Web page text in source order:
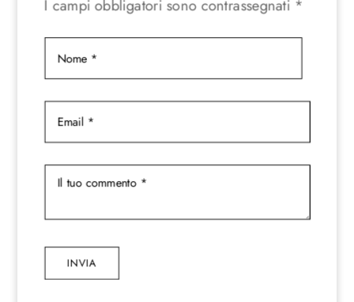
I campi obbligatori sono contrassegnati *
INVIA